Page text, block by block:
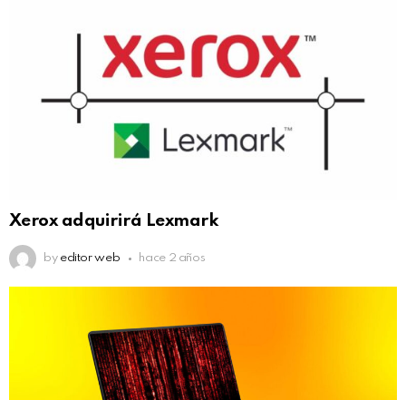
Xerox adquirirá Lexmark
by editor web hace 2 años